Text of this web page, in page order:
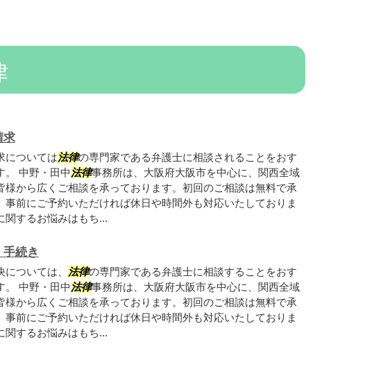
求
については法律の専門家である弁護士に相談されることをおす
。 中野・田中 法律事務所は、大阪府大阪市を中心に、関西全域
様から広くご相談を承っております。初回のご相談は無料で承
事前にご予約いただければ休日や時間外も対応いたしておりま
関するお悩みはもち...
続き
ついては、 法律の専門家である弁護士に相談することをおす
。 中野・田中 法律事務所は、大阪府大阪市を中心に、関西全域
様から広くご相談を承っております。初回のご相談は無料で承
事前にご予約いただければ休日や時間外も対応いたしておりま
関するお悩みはもち...